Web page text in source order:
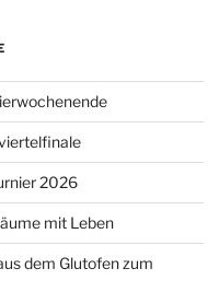
2026
mit Leben
dem Glutofen zum